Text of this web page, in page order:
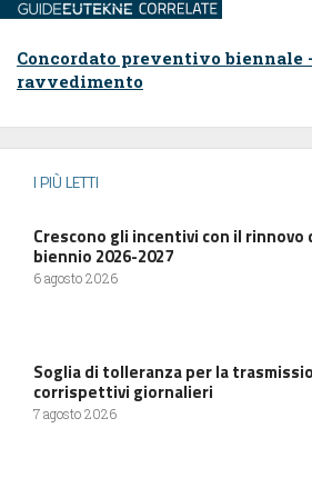
Concordato preventivo biennale - Regime del
ravvedimento
I PIÙ LETTI
Crescono gli incentivi con il rinnovo
biennio 2026-2027
6 agosto 2026
Soglia di tolleranza per la
corrispettivi giornalieri
7 agosto 2026